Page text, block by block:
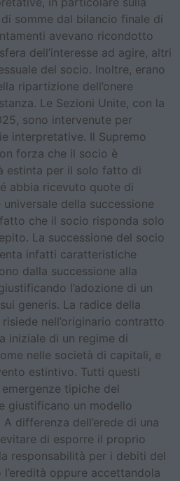
somme dal bilancio finale di
avevano ricondotto
dell’interesse ad agire, altri
del socio. Inoltre, erano
ripartizione dell’onere
Le Sezioni Unite, con la
sono intervenute per
interpretative. Il Supremo
forza che il socio è
estinta per il solo fatto di
abbia ricevuto quote di
della successione
che il socio risponda solo
La successione del socio
infatti caratteristiche
dalla successione alla
l’adozione di un
generis. La radice della
nell’originario contratto
iniziale di un regime di
nelle società di capitali, e
estintivo. Tutti questi
tipiche del
giustificano un modello
differenza dell’erede di una
di esporre il proprio
responsabilità per i debiti del
oppure accettandola